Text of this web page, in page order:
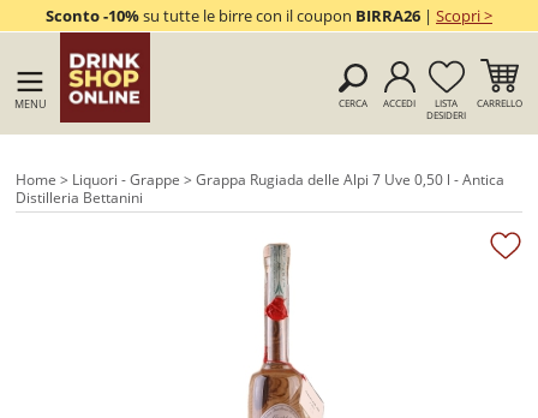
Sconto -10%su tutte le birre con il coupon BIRRA26| Scopri >
MENU CERCA ACCEDI
LISTA
DESIDERI
CARRELLO
Home > Liquori - Grappe > Grappa Rugiada delle Alpi 7 Uve 0,50 l - Antica
Distilleria Bettanini